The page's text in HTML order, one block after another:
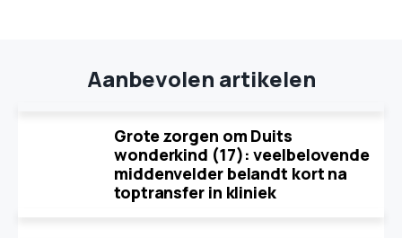
Aanbevolen artikelen
Grote zorgen om Duits
wonderkind (17): veelbelovende
middenvelder belandt kort na
toptransfer in kliniek